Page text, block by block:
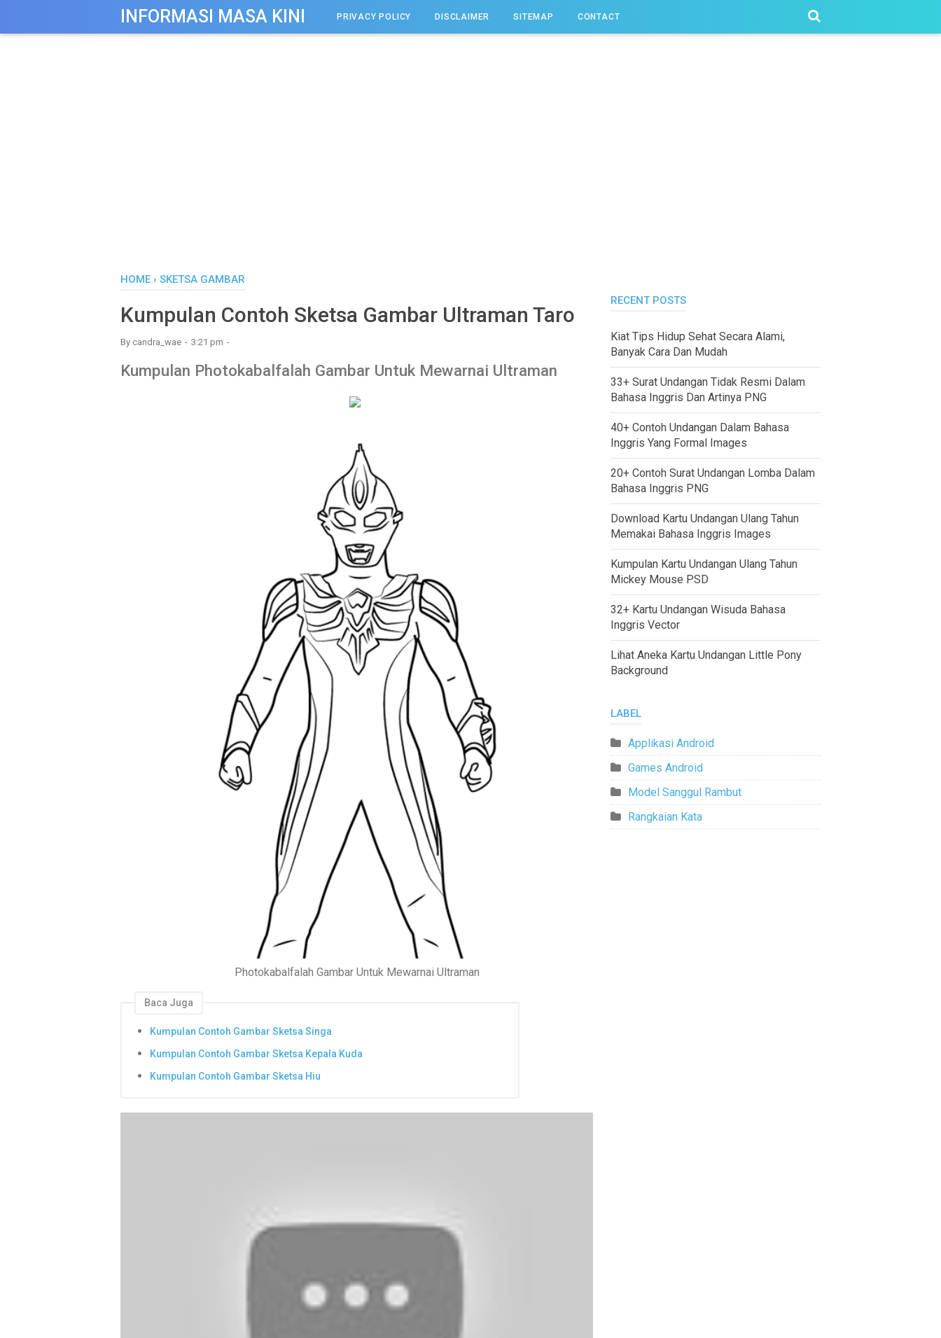
INFORMASI MASA KINI PRIVACY POLICY DISCLAIMER SITEMAP CONTACT
HOME › SKETSA GAMBAR
Kumpulan Contoh Sketsa Gambar Ultraman Taro
By candra_wae 3:21 pm
Kumpulan Photokabalfalah Gambar Untuk Mewarnai Ultraman
Photokabalfalah Gambar Untuk Mewarnai Ultraman
Baca Juga
Kumpulan Contoh Gambar Sketsa Singa
Kumpulan Contoh Gambar Sketsa Kepala Kuda
Kumpulan Contoh Gambar Sketsa Hiu
RECENT POSTS
Kiat Tips Hidup Sehat Secara Alami,
Banyak Cara Dan Mudah
33+ Surat Undangan Tidak Resmi Dalam
Bahasa Inggris Dan Artinya PNG
40+ Contoh Undangan Dalam Bahasa
Inggris Yang Formal Images
20+ Contoh Surat Undangan Lomba Dalam
Bahasa Inggris PNG
Download Kartu Undangan Ulang Tahun
Memakai Bahasa Inggris Images
Kumpulan Kartu Undangan Ulang Tahun
Mickey Mouse PSD
32+ Kartu Undangan Wisuda Bahasa
Inggris Vector
Lihat Aneka Kartu Undangan Little Pony
Background
LABEL
Applikasi Android
Games Android
Model Sanggul Rambut
Rangkaian Kata